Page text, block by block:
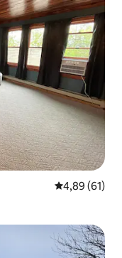
4,89 de uma
4,89 (61)